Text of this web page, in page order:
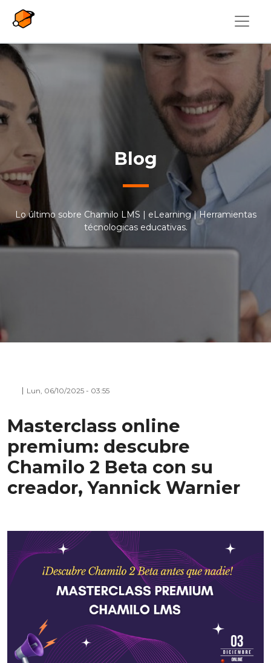
Blog
Lo último sobre Chamilo LMS | eLearning | Herramientas
técnologicas educativas.
Lun, 06/10/2025 - 03:55
Masterclass online
premium: descubre
Chamilo 2 Beta con su
creador, Yannick Warnier